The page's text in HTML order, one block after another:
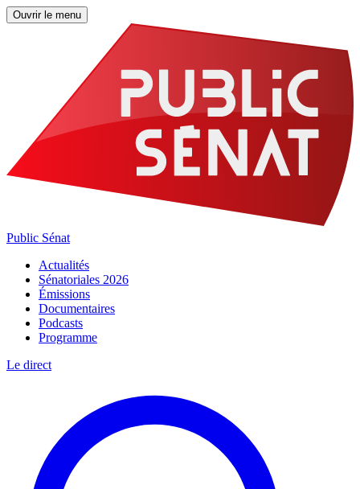
Ouvrir le menu
Public Sénat
Actualités
Sénatoriales 2026
Émissions
Documentaires
Podcasts
Programme
Le direct